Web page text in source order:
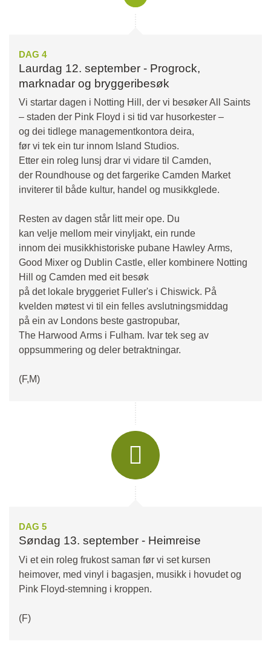
DAG 4
Laurdag 12. september - Progrock,
marknadar og bryggeribesøk
Vi startar dagen i Notting Hill, der vi besøker All Saints
– staden der Pink Floyd i si tid var husorkester –
og dei tidlege managementkontora deira,
før vi tek ein tur innom Island Studios.
Etter ein roleg lunsj drar vi vidare til Camden,
der Roundhouse og det fargerike Camden Market
inviterer til både kultur, handel og musikkglede.
Resten av dagen står litt meir ope. Du
kan velje mellom meir vinyljakt, ein runde
innom dei musikkhistoriske pubane Hawley Arms,
Good Mixer og Dublin Castle, eller kombinere Notting
Hill og Camden med eit besøk
på det lokale bryggeriet Fuller's i Chiswick. På
kvelden møtest vi til ein felles avslutningsmiddag
på ein av Londons beste gastropubar,
The Harwood Arms i Fulham. Ivar tek seg av
oppsummering og deler betraktningar.
(F,M)
DAG 5
Søndag 13. september - Heimreise
Vi et ein roleg frukost saman før vi set kursen
heimover, med vinyl i bagasjen, musikk i hovudet og
Pink Floyd‑stemning i kroppen.
(F)